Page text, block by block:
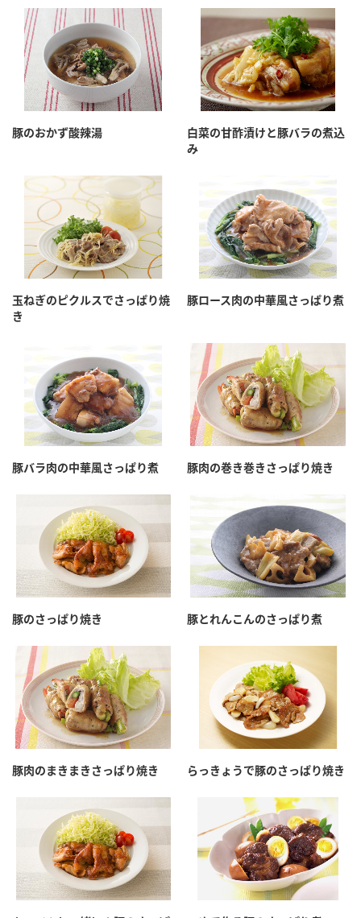
業務用サイト ミツカングループについて 製造所固有記号一覧
豚のおかず酸辣湯
白菜の甘酢漬けと豚バラの煮込
み
玉ねぎのピクルスでさっぱり焼
き
豚ロース肉の中華風さっぱり煮
豚バラ肉の中華風さっぱり煮 豚肉の巻き巻きさっぱり焼き
豚のさっぱり焼き 豚とれんこんのさっぱり煮
豚肉のまきまきさっぱり焼き らっきょうで豚のさっぱり焼き